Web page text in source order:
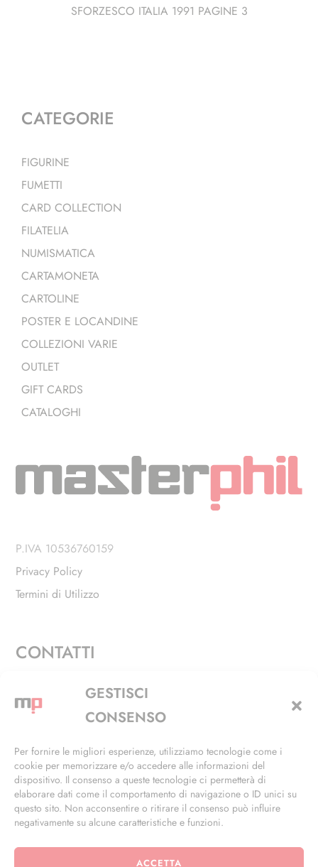
GESTISCI
CONSENSO
Per fornire le migliori esperienze, utilizziamo tecnologie come i
cookie per memorizzare e/o accedere alle informazioni del
dispositivo. Il consenso a queste tecnologie ci permetterà di
elaborare dati come il comportamento di navigazione o ID unici su
questo sito. Non acconsentire o ritirare il consenso può influire
negativamente su alcune caratteristiche e funzioni.
ACCETTA
SFORZESCO ITALIA 1991 PAGINE 3
CATEGORIE
FIGURINE
FUMETTI
CARD COLLECTION
FILATELIA
NUMISMATICA
CARTAMONETA
CARTOLINE
POSTER E LOCANDINE
COLLEZIONI VARIE
OUTLET
GIFT CARDS
CATALOGHI
P.IVA 10536760159
Privacy Policy
Termini di Utilizzo
CONTATTI
Via Alfieri, 27 - Trezzano Sul Naviglio (MI)
+39 02 4846 3155
info@masterphil.it